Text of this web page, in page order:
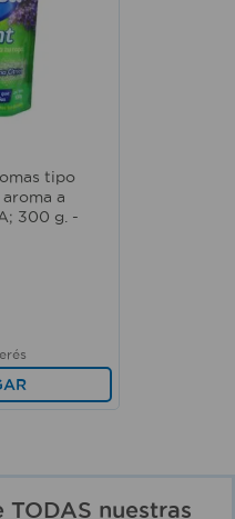
tipo
a
300 g. -
nuestras